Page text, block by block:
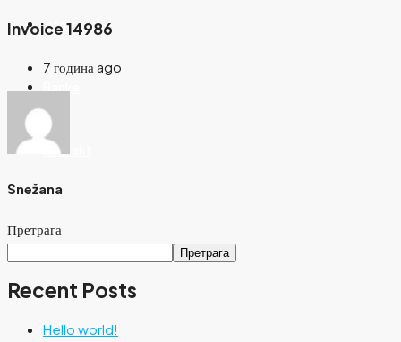
Informacije
Kontakt
Invoice 14986
7 година ago
Snežana
Претрага
Претрага
Recent Posts
Hello world!